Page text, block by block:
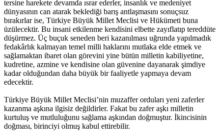
tersine harekete devamda ısrar ederler, insanlık ve medeniyet
dünyasının can atarak beklediği barış antlaşmasını sonuçsuz
bırakırlar ise, Türkiye Büyük Millet Meclisi ve Hükümeti buna
üzülecektir. Bu insani etkilenme kendisini elbette zayıflatıp tereddüte
düşürmez. Üç buçuk seneden beri kazanılması uğrunda yapılmadık
fedakârlık kalmayan temel milli haklarını mutlaka elde etmek ve
sağlamaktan ibaret olan görevini yine bütün milletin kabiliyetine,
kudretine, azmine ve kendisine olan güvenine dayanarak şimdiye
kadar olduğundan daha büyük bir faaliyetle yapmaya devam
edecektir.
Türkiye Büyük Millet Meclisi’nin muzaffer orduları yeni zaferler
kazanma aşkına ilgisiz değildirler. Fakat bu zafer aşkı milletin
kurtuluş ve mutluluğunu sağlama aşkından doğmuştur. İkincisinin
doğması, birinciyi olmuş kabul ettirebilir.